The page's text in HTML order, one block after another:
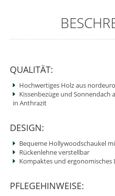
QUALITÄT:
Hochwertiges Holz aus
Kissenbezüge und
in Anthrazit
DESIGN:
Bequeme Hollywoodschaukel
Rückenlehne verstellbar
Kompaktes und ergonomisches
PFLEGEHINWEISE: